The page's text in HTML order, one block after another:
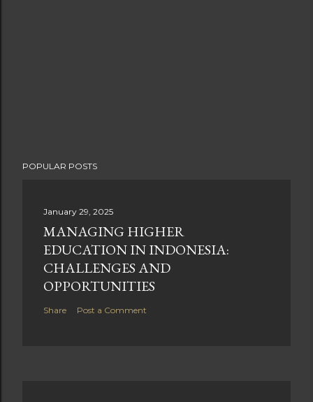
POPULAR POSTS
January 29, 2025
MANAGING HIGHER
EDUCATION IN INDONESIA:
CHALLENGES AND
OPPORTUNITIES
Share Post a Comment